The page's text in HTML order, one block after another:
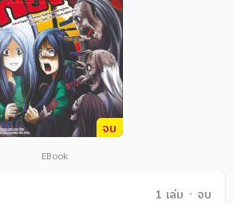
จบ
EBook
1 เล่ม ᛫ จบ